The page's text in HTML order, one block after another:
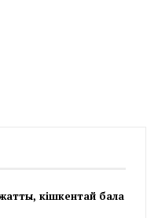
кішкентай бала